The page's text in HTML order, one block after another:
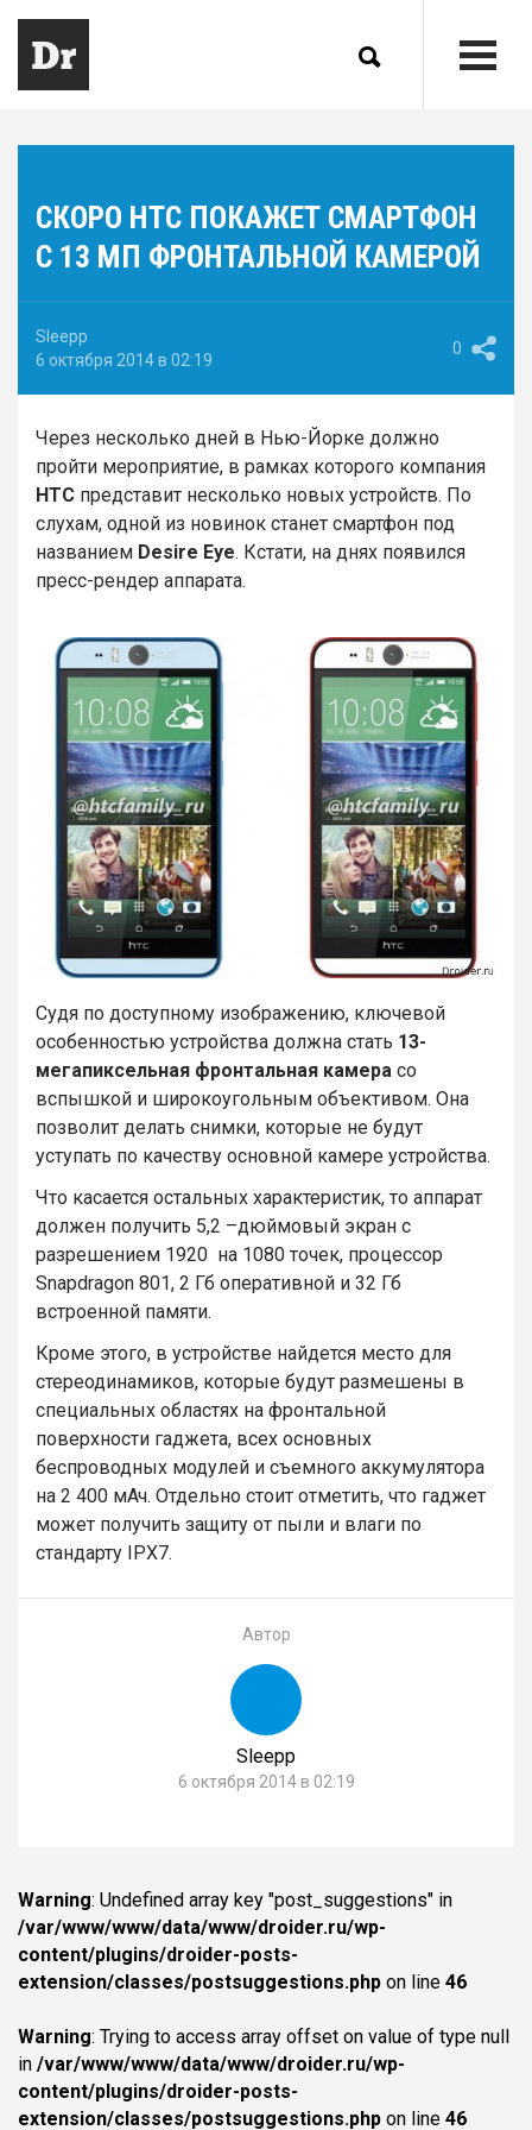
СКОРО HTC ПОКАЖЕТ СМАРТФОН
С 13 МП ФРОНТАЛЬНОЙ КАМЕРОЙ
Sleepp
6 октября 2014 в 02:19
0
Через несколько дней в Нью-Йорке должно
пройти мероприятие, в рамках которого компания
HTC представит несколько новых устройств. По
слухам, одной из новинок станет смартфон под
названием Desire Eye. Кстати, на днях появился
пресс-рендер аппарата.
Судя по доступному изображению, ключевой
особенностью устройства должна стать 13-
мегапиксельная фронтальная камера со
вспышкой и широкоугольным объективом. Она
позволит делать снимки, которые не будут
уступать по качеству основной камере устройства.
Что касается остальных характеристик, то аппарат
должен получить 5,2 –дюймовый экран с
разрешением 1920 на 1080 точек, процессор
Snapdragon 801, 2 Гб оперативной и 32 Гб
встроенной памяти.
Кроме этого, в устройстве найдется место для
стереодинамиков, которые будут размешены в
специальных областях на фронтальной
поверхности гаджета, всех основных
беспроводных модулей и съемного аккумулятора
на 2 400 мАч. Отдельно стоит отметить, что гаджет
может получить защиту от пыли и влаги по
стандарту IPX7.
Автор
Sleepp
6 октября 2014 в 02:19
Warning: Undefined array key "post_suggestions" in
/var/www/www/data/www/droider.ru/wp-
content/plugins/droider-posts-
extension/classes/postsuggestions.php on line 46
Warning: Trying to access array offset on value of type null
in /var/www/www/data/www/droider.ru/wp-
content/plugins/droider-posts-
extension/classes/postsuggestions.php on line 46